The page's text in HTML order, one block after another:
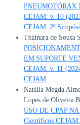
PNEUMOTÓRAX
CEJAM: v. 10
CEJAM: 2º
Thainara de Sousa
EM SUPORTE
CEJAM: v. 11
CEJAM
Natália Megda
Lopes de Oliveira
USO DE CPAP
Científicos